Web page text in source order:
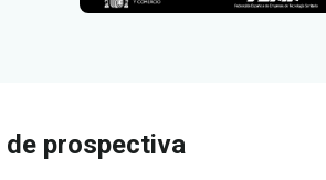
de prospectiva